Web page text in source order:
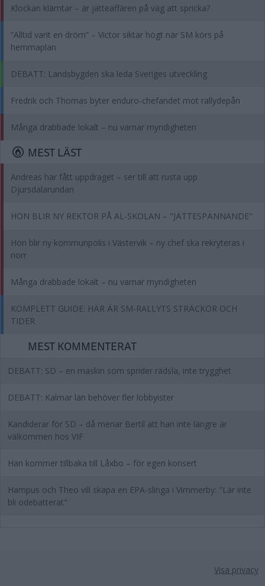
Klockan klämtar – är jätteaffären på väg att spricka?
”Alltid varit en dröm” – Victor siktar högt när SM körs på
hemmaplan
DEBATT: Landsbygden ska leda Sveriges utveckling
Fredrik och Thomas byter enduro-chefandet mot rallydepån
Många drabbade lokalt – nu varnar myndigheten
MEST LÄST
Andreas har fått uppdraget – ser till att rusta upp
Djursdalarundan
HON BLIR NY REKTOR PÅ AL-SKOLAN – "JÄTTESPÄNNANDE"
Hon blir ny kommunpolis i Västervik – ny chef ska rekryteras i
norr
Många drabbade lokalt – nu varnar myndigheten
KOMPLETT GUIDE: HÄR ÄR SM-RALLYTS STRÄCKOR OCH
TIDER
MEST KOMMENTERAT
DEBATT: SD – en maskin som sprider rädsla, inte trygghet
DEBATT: Kalmar län behöver fler lobbyister
Kandiderar för SD – då menar Bertil att han inte längre är
välkommen hos VIF
Han kommer tillbaka till Låxbo – för egen konsert
Hampus och Theo vill skapa en EPA-slinga i Vimmerby: "Lär inte
bli odebatterat"
Visa privacy